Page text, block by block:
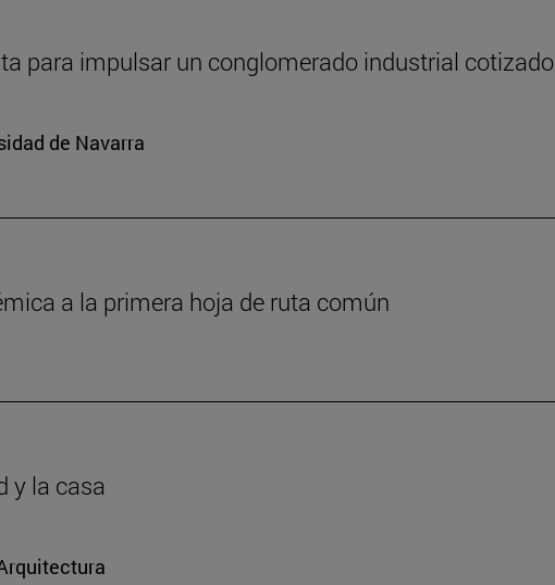
para impulsar un conglomerado industrial cotizado
de Navarra
a la primera hoja de ruta común
y la casa